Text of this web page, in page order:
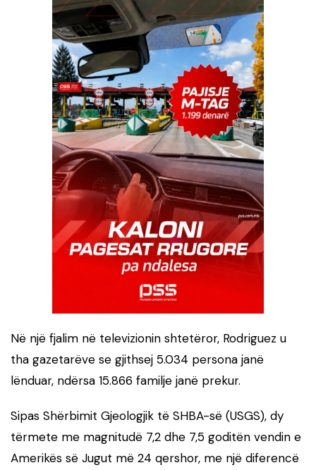
Në një fjalim në televizionin shtetëror, Rodriguez u
tha gazetarëve se gjithsej 5.034 persona janë
lënduar, ndërsa 15.866 familje janë prekur.
Sipas Shërbimit Gjeologjik të SHBA-së (USGS), dy
tërmete me magnitudë 7,2 dhe 7,5 goditën vendin e
Amerikës së Jugut më 24 qershor, me një diferencë